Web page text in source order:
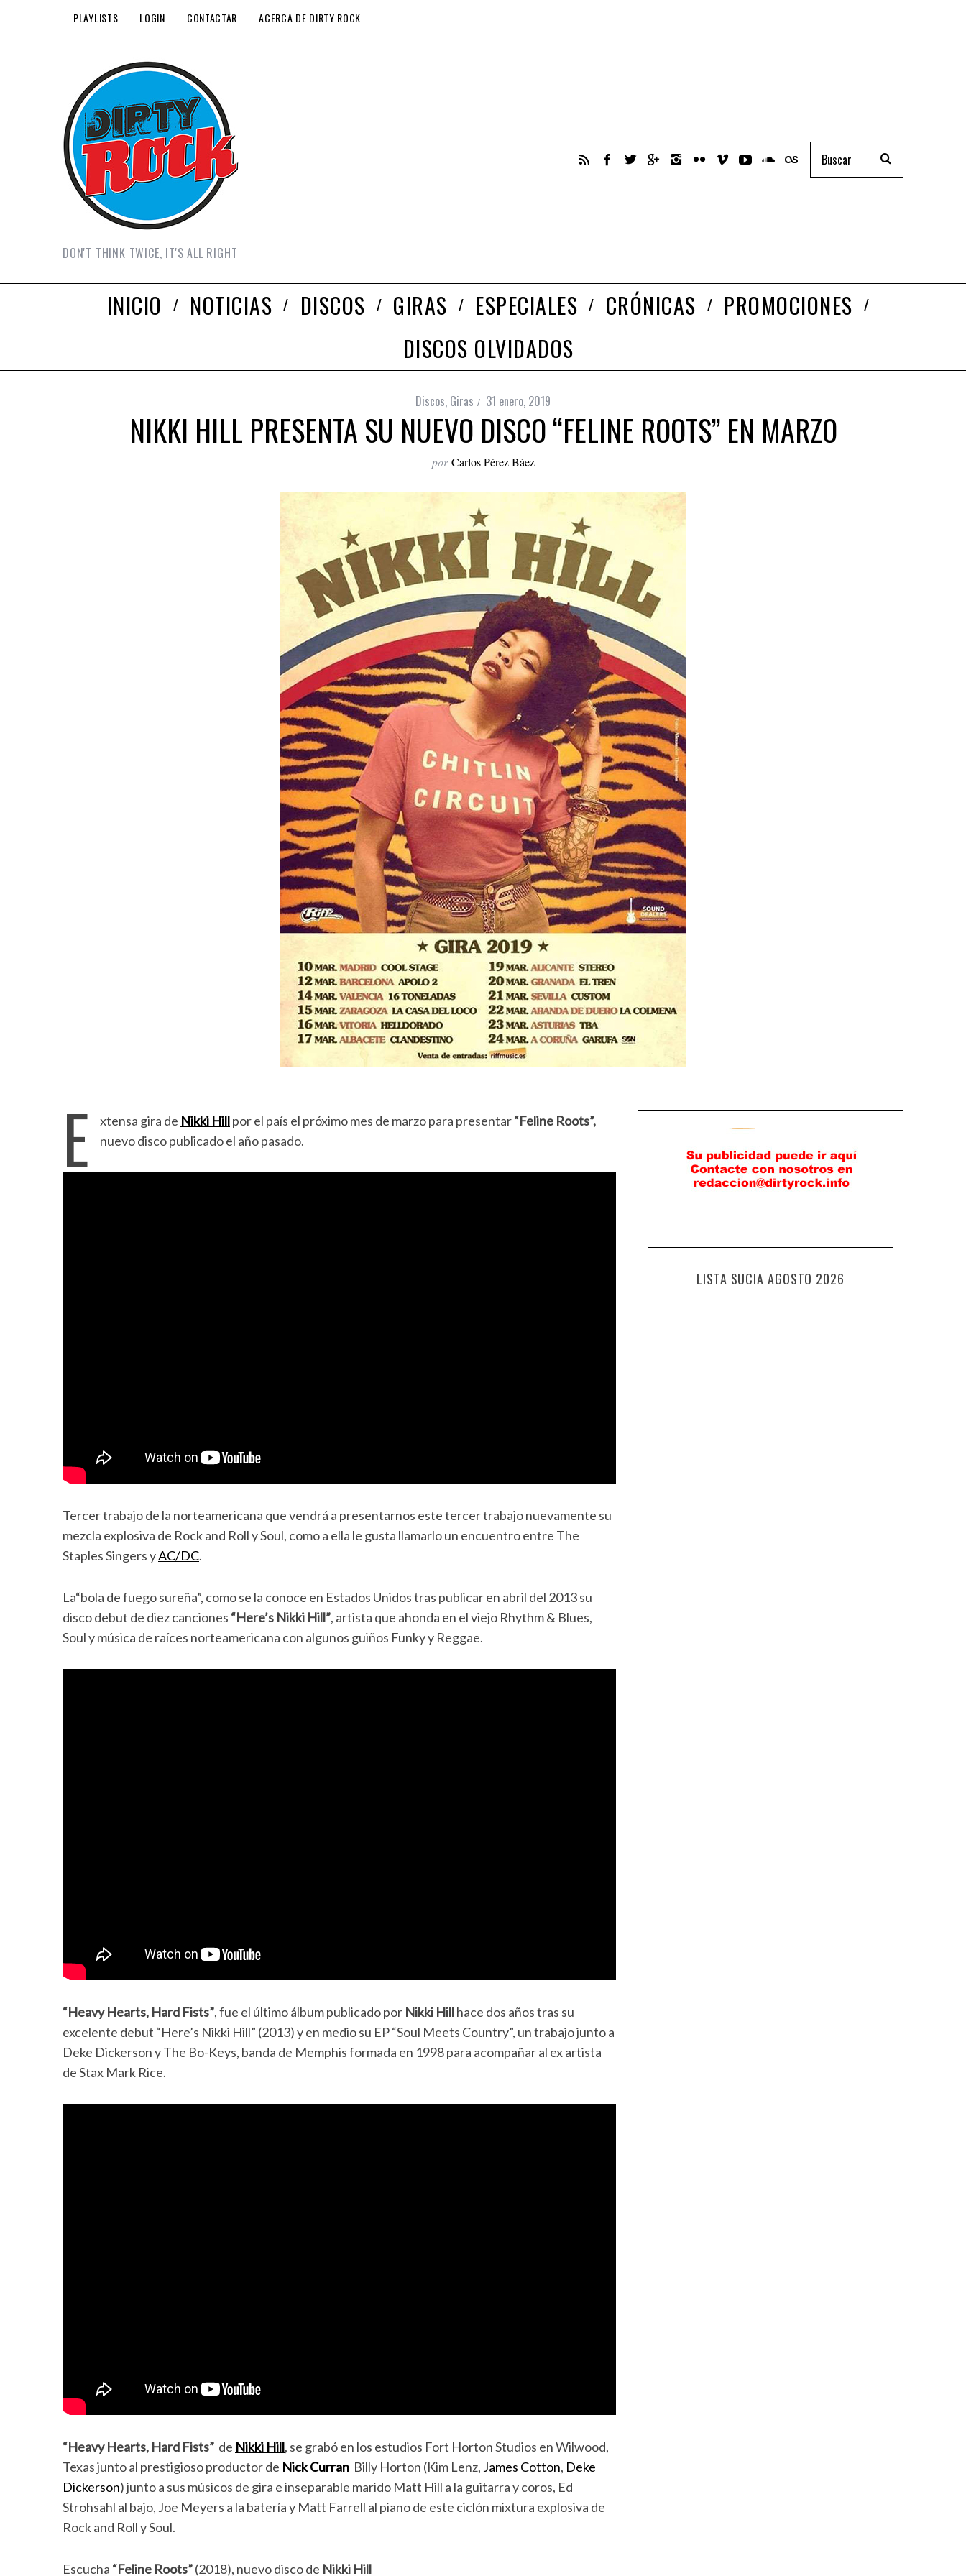
PLAYLISTS LOGIN CONTACTAR ACERCA DE DIRTY ROCK
DON'T THINK TWICE, IT'S ALL RIGHT
INICIO NOTICIAS DISCOS GIRAS ESPECIALES CRÓNICAS
PROMOCIONES
DISCOS OLVIDADOS
Discos, Giras 31 enero, 2019
NIKKI HILL PRESENTA SU NUEVO DISCO “FELINE ROOTS” EN MARZO
por Carlos Pérez Báez
E xtensa gira de Nikki Hillpor el país el próximo mes de marzo para presentar“Feline Roots”,
nuevo disco publicado el año pasado.
Tercer trabajo de la norteamericana que vendrá a presentarnos este tercer trabajo nuevamente su
mezcla explosiva de Rock and Roll y Soul, como a ella le gusta llamarlo un encuentro entre The
Staples Singers yAC/DC.
La“bola de fuego sureña”, como se la conoce en Estados Unidos tras publicar en abril del 2013 su
disco debut de diez canciones “Here’s Nikki Hill”, artista que ahonda en el viejo Rhythm & Blues,
Soul y música de raíces norteamericana con algunos guiños Funky y Reggae.
“Heavy Hearts, Hard Fists”, fue el último álbum publicado por Nikki Hillhace dos años tras su
excelente debut “Here’s Nikki Hill” (2013) y en medio su EP “Soul Meets Country”, un trabajo junto a
Deke Dickerson y The Bo-Keys, banda de Memphis formada en 1998 para acompañar al ex artista
de Stax Mark Rice.
“Heavy Hearts, Hard Fists” de Nikki Hill, se grabó en los estudios Fort Horton Studios en Wilwood,
Texas junto al prestigioso productor de Nick Curran Billy Horton (Kim Lenz, James Cotton, Deke
Dickerson) junto a sus músicos de gira e inseparable marido Matt Hill a la guitarra y coros, Ed
Strohsahl al bajo, Joe Meyers a la batería y Matt Farrell al piano de este ciclón mixtura explosiva de
Rock and Roll y Soul.
Escucha “Feline Roots”(2018), nuevo disco de Nikki Hill
LISTA SUCIA AGOSTO 2026